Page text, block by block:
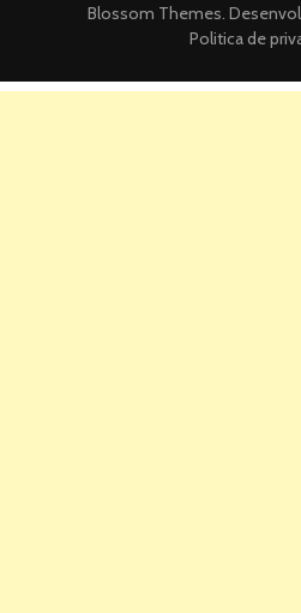
Blossom Themes.
Politica de